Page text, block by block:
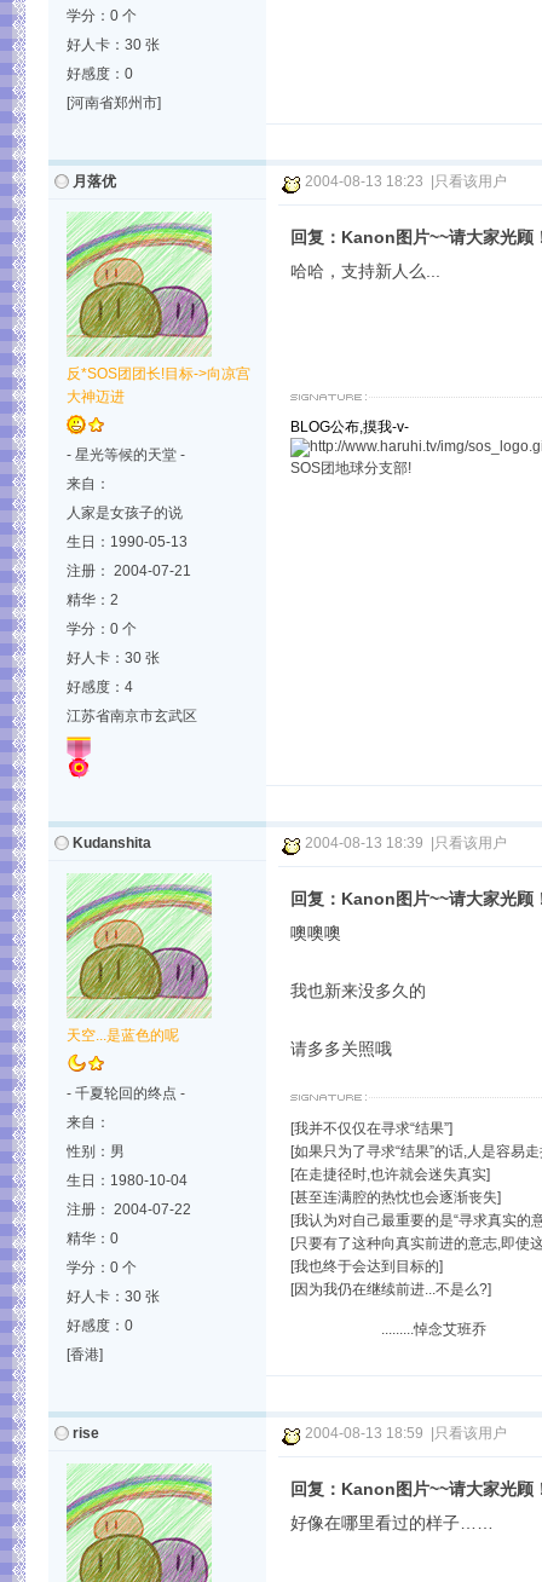
学分：0 个
好人卡：30 张
好感度：0
[河南省郑州市]
月落优
反*SOS团团长!目标->向凉宫
大神迈进
- 星光等候的天堂 -
来自：
人家是女孩子的说
生日：1990-05-13
注册： 2004-07-21
精华：2
学分：0 个
好人卡：30 张
好感度：4
江苏省南京市玄武区
2004-08-13 18:23 只看该用户
回复：Kanon图片~~请大家光顾
哈哈，支持新人么...
BLOG公布,摸我-v-
SOS团地球分支部!
Kudanshita
天空...是蓝色的呢
- 千夏轮回的终点 -
来自：
性别：男
生日：1980-10-04
注册： 2004-07-22
精华：0
学分：0 个
好人卡：30 张
好感度：0
[香港]
2004-08-13 18:39 只看该用户
回复：Kanon图片~~请大家光顾
噢噢噢
我也新来没多久的
请多多关照哦
[我并不仅仅在寻求“结果”]
[如果只为了寻求“结果”的话,人是容易
[在走捷径时,也许就会迷失真实]
[甚至连满腔的热忱也会逐渐丧失]
[我认为对自己最重要的是“寻求真实的
[只要有了这种向真实前进的意志,即使
[我也终于会达到目标的]
[因为我仍在继续前进...不是么?]
.........悼念艾班乔
rise 2004-08-13 18:59 只看该用户
回复：Kanon图片~~请大家光顾
好像在哪里看过的样子……